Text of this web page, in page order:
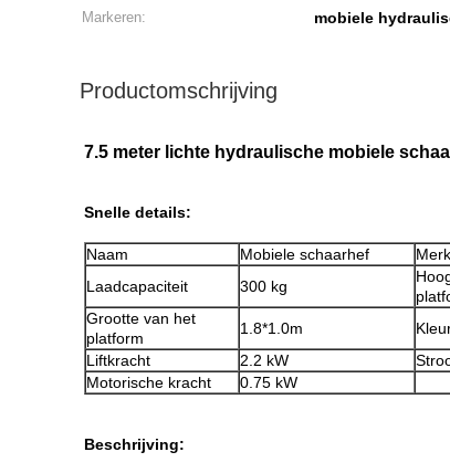
Markeren:
mobiele
Productomschrijving
7.5 meter lichte hydraulische mobiele
Snelle details:
Naam Mobiele schaarhef
Laadcapaciteit
300 kg
Grootte van het
platform
1.8*1.0m
Liftkracht
2.2 kW
Motorische kracht
0.75 kW
Beschrijving: